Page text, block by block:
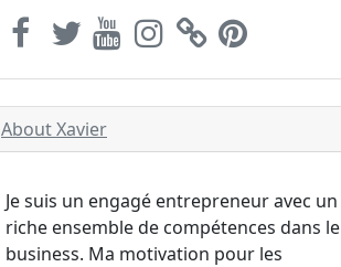
About Xavier
Je suis un engagé entrepreneur avec un
riche ensemble de compétences dans le
business. Ma motivation pour les